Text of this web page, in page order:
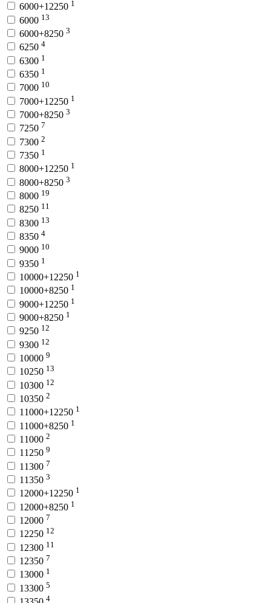
6000+12250 1
6000 13
6000+8250 3
6250 4
6300 1
6350 1
7000 10
7000+12250 1
7000+8250 3
7250 7
7300 2
7350 1
8000+12250 1
8000+8250 3
8000 19
8250 11
8300 13
8350 4
9000 10
9350 1
10000+12250 1
10000+8250 1
9000+12250 1
9000+8250 1
9250 12
9300 12
10000 9
10250 13
10300 12
10350 2
11000+12250 1
11000+8250 1
11000 2
11250 9
11300 7
11350 3
12000+12250 1
12000+8250 1
12000 7
12250 12
12300 11
12350 7
13000 1
13300 5
4